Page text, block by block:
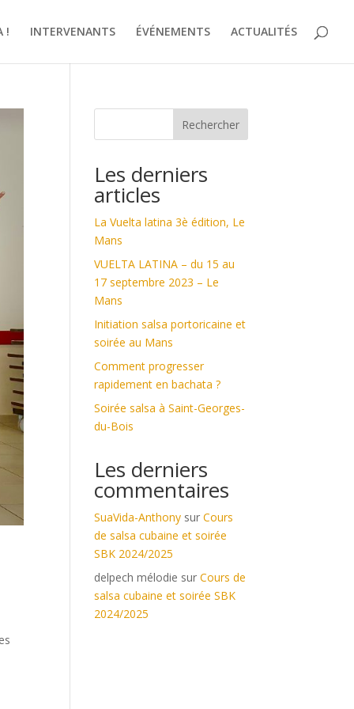
! INTERVENANTS ÉVÉNEMENTS ACTUALITÉS
Rechercher
Les derniers
articles
La Vuelta latina 3è édition, Le
Mans
VUELTA LATINA – du 15 au
17 septembre 2023 – Le
Mans
Initiation salsa portoricaine et
soirée au Mans
Comment progresser
rapidement en bachata ?
Soirée salsa à Saint-Georges-
du-Bois
Les derniers
commentaires
SuaVida-Anthony surCours
de salsa cubaine et soirée
SBK 2024/2025
delpech mélodie surCours de
salsa cubaine et soirée SBK
2024/2025